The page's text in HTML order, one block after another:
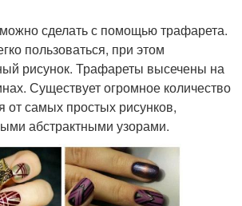
сделать с помощью трафарета.
пользоваться, при этом
рисунок. Трафареты высечены на
Существует огромное количество
от самых простых рисунков,
абстрактными узорами.